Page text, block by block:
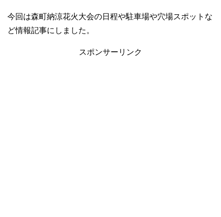
今回は森町納涼花火大会の日程や駐車場や穴場スポットな
ど情報記事にしました。
スポンサーリンク